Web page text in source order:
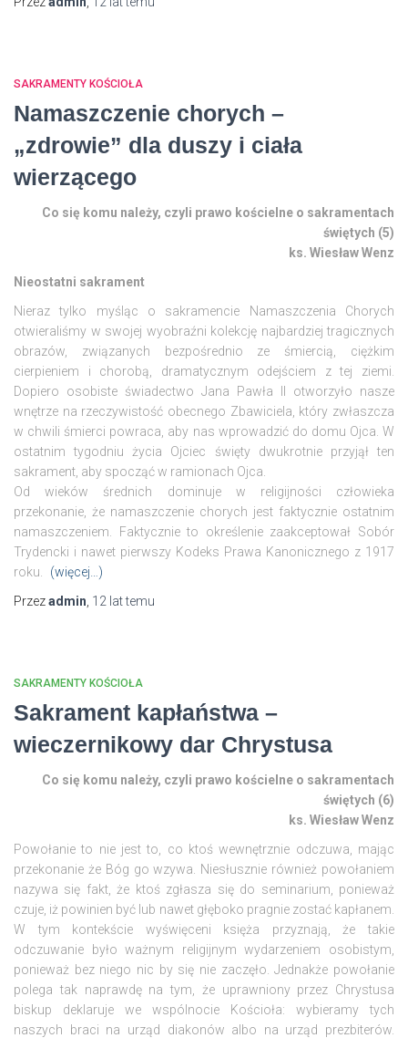
SAKRAMENTY KOŚCIOŁA
Namaszczenie chorych –
„zdrowie” dla duszy i ciała
wierzącego
Co się komu należy, czyli prawo kościelne o sakramentach
świętych (5)
ks. Wiesław Wenz
Nieostatni sakrament
Nieraz tylko myśląc o sakramencie Namaszczenia Chorych
otwieraliśmy w swojej wyobraźni kolekcję najbardziej tragicznych
obrazów, związanych bezpośrednio ze śmiercią, ciężkim
cierpieniem i chorobą, dramatycznym odejściem z tej ziemi.
Dopiero osobiste świadectwo Jana Pawła II otworzyło nasze
wnętrze na rzeczywistość obecnego Zbawiciela, który zwłaszcza
w chwili śmierci powraca, aby nas wprowadzić do domu Ojca. W
ostatnim tygodniu życia Ojciec święty dwukrotnie przyjął ten
sakrament, aby spocząć w ramionach Ojca.
Od wieków średnich dominuje w religijności człowieka
przekonanie, że namaszczenie chorych jest faktycznie ostatnim
namaszczeniem. Faktycznie to określenie zaakceptował Sobór
Trydencki i nawet pierwszy Kodeks Prawa Kanonicznego z 1917
roku.
(więcej…)
Przezadmin 12 lattemu
SAKRAMENTY KOŚCIOŁA
Sakrament kapłaństwa –
wieczernikowy dar Chrystusa
Co się komu należy, czyli prawo kościelne o sakramentach
świętych (6)
ks. Wiesław Wenz
Powołanie to nie jest to, co ktoś wewnętrznie odczuwa, mając
przekonanie że Bóg go wzywa. Niesłusznie również powołaniem
nazywa się fakt, że ktoś zgłasza się do seminarium, ponieważ
czuje, iż powinien być lub nawet głęboko pragnie zostać kapłanem.
W tym kontekście wyświęceni księża przyznają, że takie
odczuwanie było ważnym religijnym wydarzeniem osobistym,
ponieważ bez niego nic by się nie zaczęło. Jednakże powołanie
polega tak naprawdę na tym, że uprawniony przez Chrystusa
biskup deklaruje we wspólnocie Kościoła: wybieramy tych
naszych braci na urząd diakonów albo na urząd prezbiterów.